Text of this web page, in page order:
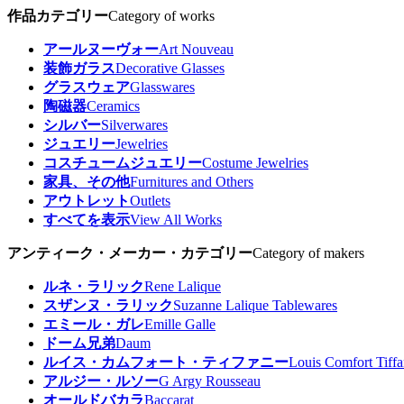
作品カテゴリーCategory of works
アールヌーヴォーArt Nouveau
装飾ガラスDecorative Glasses
グラスウェアGlasswares
陶磁器Ceramics
シルバーSilverwares
ジュエリーJewelries
コスチュームジュエリーCostume Jewelries
家具、その他Furnitures and Others
アウトレットOutlets
すべてを表示View All Works
アンティーク・メーカー・カテゴリーCategory of makers
ルネ・ラリックRene Lalique
スザンヌ・ラリックSuzanne Lalique Tablewares
エミール・ガレEmille Galle
ドーム兄弟Daum
ルイス・カムフォート・ティファニーLouis Comfort
アルジー・ルソーG Argy Rousseau
オールドバカラBaccarat